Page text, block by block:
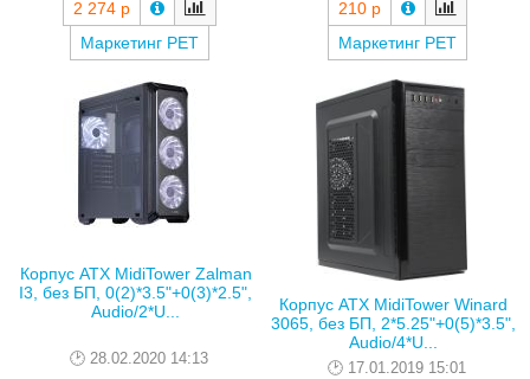
2 274 р
Маркетинг РЕТ
210 р
Маркетинг РЕТ
Корпус ATX MidiTower Zalman
I3, без БП, 0(2)*3.5"+0(3)*2.5",
Audio/2*U...
28.02.2020 14:13
Корпус ATX MidiTower Winard
3065, без БП, 2*5.25"+0(5)*3.5",
Audio/4*U...
17.01.2019 15:01